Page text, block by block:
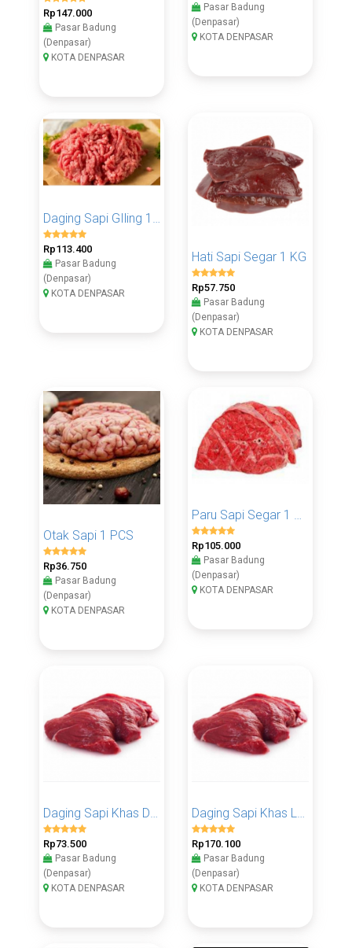
Rp147.000
Pasar Badung
(Denpasar)
KOTA DENPASAR
Pasar Badung
(Denpasar)
KOTA DENPASAR
Rp113.400
Pasar Badung
(Denpasar)
KOTA DENPASAR
Hati Sapi Segar 1 KG
Rp57.750
Pasar Badung
(Denpasar)
KOTA DENPASAR
Otak Sapi 1 PCS
Rp36.750
Pasar Badung
(Denpasar)
KOTA DENPASAR
Rp105.000
Pasar Badung
(Denpasar)
KOTA DENPASAR
Daging Sapi Khas Dalam 500 Gram
Rp73.500
Pasar Badung
(Denpasar)
KOTA DENPASAR
Daging Sapi Khas Luar 1 KG
Rp170.100
Pasar Badung
(Denpasar)
KOTA DENPASAR